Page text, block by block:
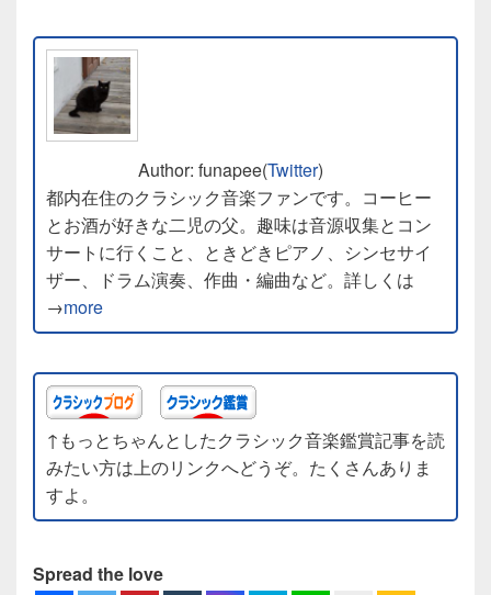
Author: funapee(Twitter)
都内在住のクラシック音楽ファンです。コーヒー
とお酒が好きな二児の父。趣味は音源収集とコン
サートに行くこと、ときどきピアノ、シンセサイ
ザー、ドラム演奏、作曲・編曲など。詳しくは
→more
↑もっとちゃんとしたクラシック音楽鑑賞記事を読
みたい方は上のリンクへどうぞ。たくさんありま
すよ。
Spread the love